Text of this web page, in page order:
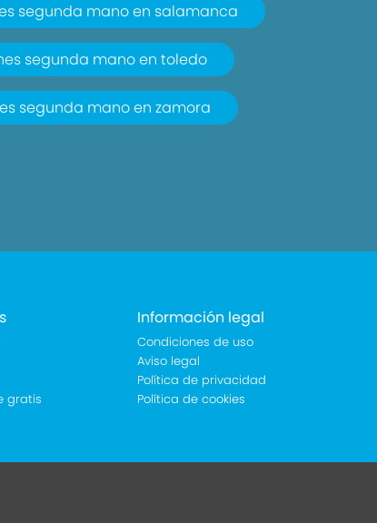
segunda mano en salamanca
segunda mano en toledo
segunda mano en zamora
gratis
Información legal
Condiciones de uso
Aviso legal
Política de privacidad
Política de cookies